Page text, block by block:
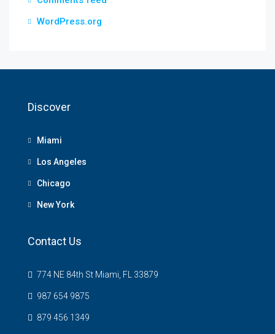
WordPress.org
Discover
Miami
Los Angeles
Chicago
New York
Contact Us
774 NE 84th St Miami, FL 33879
987 654 9875
879 456 1349